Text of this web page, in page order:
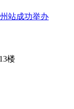
站成功举办
楼